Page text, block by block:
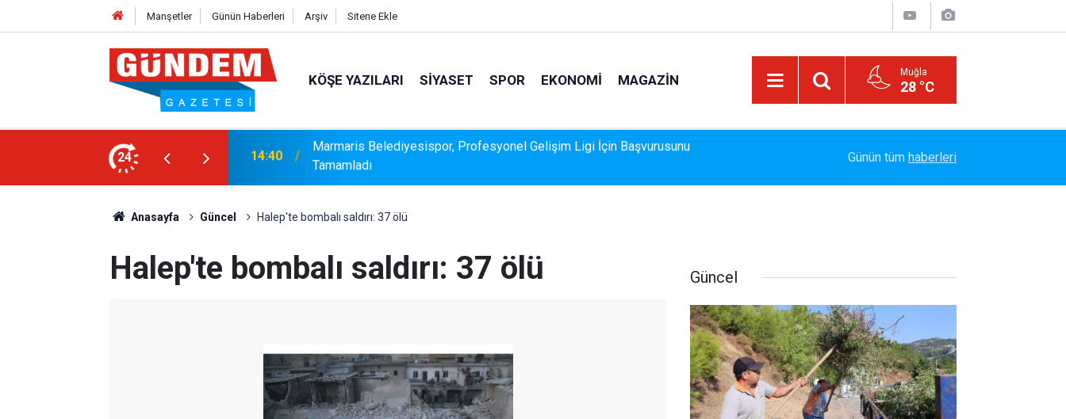
Manşetler Günün Haberleri Arşiv Sitene Ekle
KÖŞE YAZILARI SIYASET SPOR EKONOMI MAGAZIN Muğla
28 °C
24
Gelişim Ligi İçin Başvurusunu
14:15 Bakanlık Veri Sunamadı: Metin Ergun'dan Turizm Eleştirisi
Vazgeç Gel"
Günün tüm haberleri
Anasayfa Güncel Halep'te bombalı saldırı: 37 ölü
Halep'te bombalı saldırı: 37 ölü Güncel